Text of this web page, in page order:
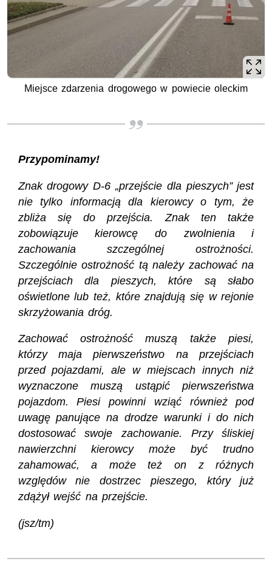
Miejsce zdarzenia drogowego w powiecie oleckim
Przypominamy!
Znak drogowy D-6 „przejście dla pieszych” jest
nie tylko informacją dla kierowcy o tym, że
zbliża się do przejścia. Znak ten także
zobowiązuje kierowcę do zwolnienia i
zachowania szczególnej ostrożności.
Szczególnie ostrożność tą należy zachować na
przejściach dla pieszych, które są słabo
oświetlone lub też, które znajdują się w rejonie
skrzyżowania dróg.
Zachować ostrożność muszą także piesi,
którzy maja pierwszeństwo na przejściach
przed pojazdami, ale w miejscach innych niż
wyznaczone muszą ustąpić pierwszeństwa
pojazdom. Piesi powinni wziąć również pod
uwagę panujące na drodze warunki i do nich
dostosować swoje zachowanie. Przy śliskiej
nawierzchni kierowcy może być trudno
zahamować, a może też on z różnych
względów nie dostrzec pieszego, który już
zdążył wejść na przejście.
(jsz/tm)